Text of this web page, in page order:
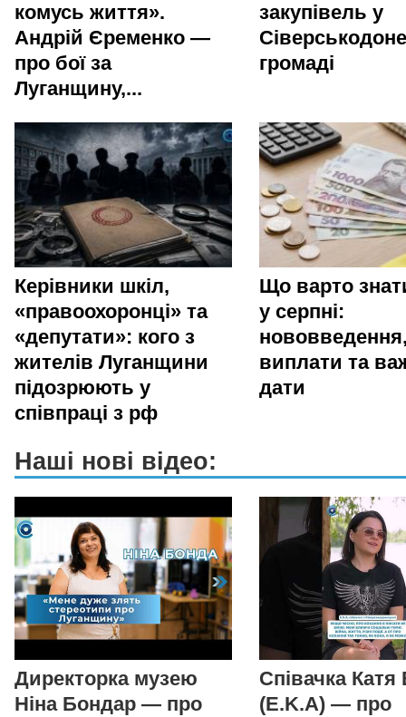
комусь життя».
Андрій Єременко —
про бої за
Луганщину,...
закупівель у
громаді
Керівники шкіл,
«правоохоронці» та
«депутати»: кого з
жителів Луганщини
підозрюють у
співпраці з рф
Що варто
у серпні:
виплати та
дати
Наші нові відео:
Директорка музею
Ніна Бондар — про
Співачка Катя
(E.K.A) — про